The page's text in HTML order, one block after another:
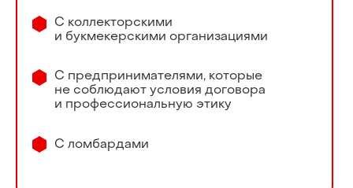
С коллекторскими
и букмекерскими организациями
С предпринимателями, которые
не соблюдают условия договора
и профессиональную этику
С ломбардами